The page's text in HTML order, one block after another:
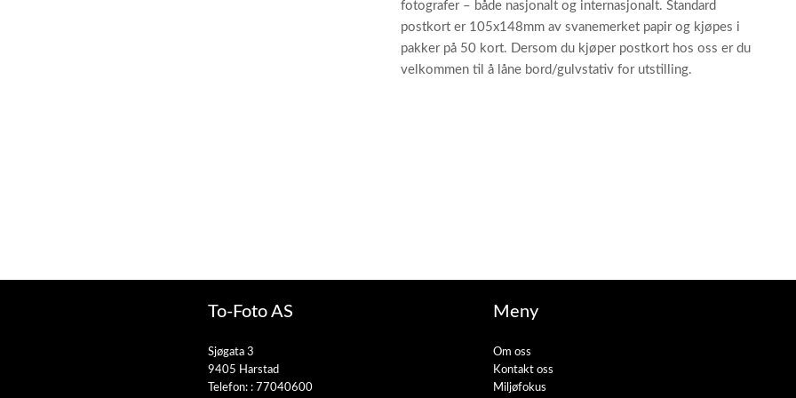
fotografer – både nasjonalt og internasjonalt. Standard
postkort er 105x148mm av svanemerket papir og kjøpes i
pakker på 50 kort. Dersom du kjøper postkort hos oss er du
velkommen til å låne bord/gulvstativ for utstilling.
To-Foto AS
Sjøgata 3
9405 Harstad
Telefon: : 77040600
Meny
Om oss
Kontakt oss
Miljøfokus